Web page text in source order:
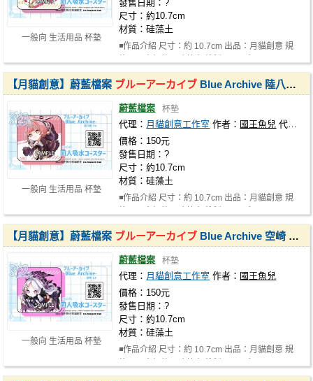
一般向 生活用品 杯墊
發售日期：?
尺寸：約10.7cm
材質：硅藻土
◾作品介紹 尺寸：約 10.7cm 出品：月貓創意 規
一般向 生活用品 杯墊
【月貓創意】蔚藍檔案 ブルーアーカイブ Blue Archive 陸八魔 アル 亞瑠 阿露 同人吸水杯墊 繪師 國王魚兒
蔚藍檔案 杯墊
代理： 月貓創意工作室 作者： 國王魚兒 代理社團：
價格：150元
發售日期：?
尺寸：約10.7cm
材質：硅藻土
◾作品介紹 尺寸：約 10.7cm 出品：月貓創意 規
一般向 生活用品 杯墊
【月貓創意】蔚藍檔案 ブルーアーカイブ Blue Archive 空崎 ヒナ 空崎陽奈 同人吸水杯墊 繪師 國王魚兒
蔚藍檔案 杯墊
代理： 月貓創意工作室 作者： 國王魚兒
價格：150元
發售日期：?
尺寸：約10.7cm
材質：硅藻土
◾作品介紹 尺寸：約 10.7cm 出品：月貓創意 規